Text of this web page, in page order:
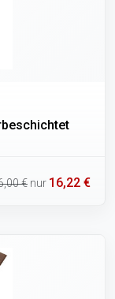
€ nur 16,22 €